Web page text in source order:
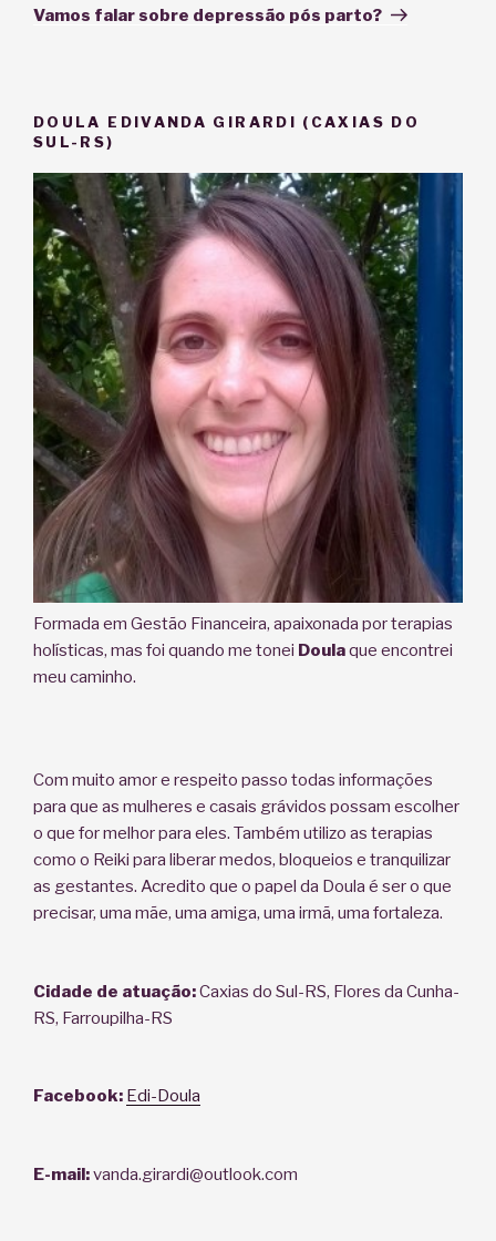
post
Vamos falar sobre depressão pós parto?
DOULA EDIVANDA GIRARDI (CAXIAS DO
SUL-RS)
Formada em Gestão Financeira, apaixonada por terapias
holísticas, mas foi quando me tonei Doulaque encontrei
meu caminho.
Com muito amor e respeito passo todas informações
para que as mulheres e casais grávidos possam escolher
o que for melhor para eles. Também utilizo as terapias
como o Reiki para liberar medos, bloqueios e tranquilizar
as gestantes. Acredito que o papel da Doula é ser o que
precisar, uma mãe, uma amiga, uma irmã, uma fortaleza.
Cidade de atuação:Caxias do Sul-RS, Flores da Cunha-
RS, Farroupilha-RS
Facebook: Edi-Doula
E-mail:vanda.girardi@outlook.com